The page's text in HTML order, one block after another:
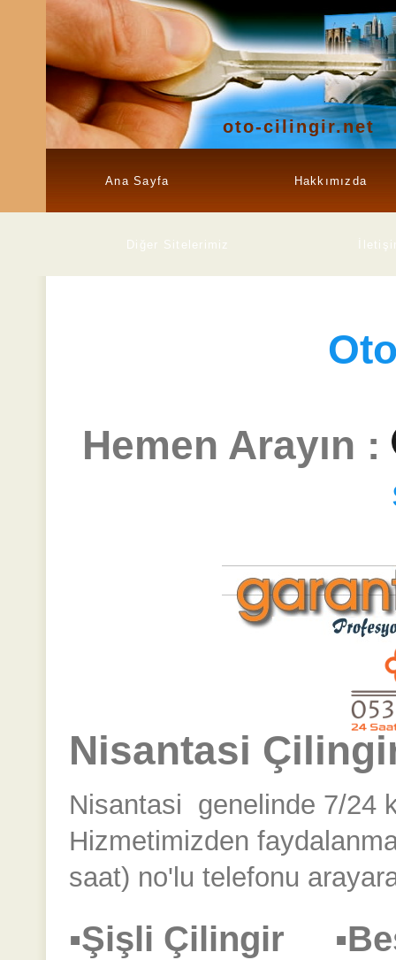
oto-cilingir.net
Ana Sayfa Hakkımızda
Diğer Sitelerimiz
Hemen Arayın :
Nisantasi
Nisantasi genelinde 7/24
Hizmetimizden
saat) no'lu telefonu
▪Şişli Çilingir